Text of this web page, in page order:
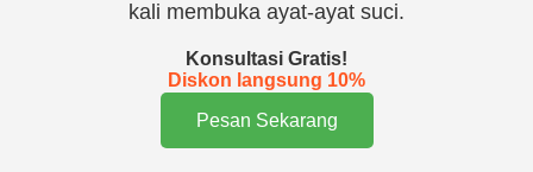
kali membuka ayat-ayat suci.
Konsultasi Gratis!
Diskon langsung 10%
Pesan Sekarang